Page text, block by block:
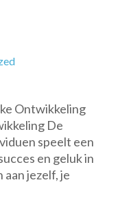
Ontwikkeling
De
speelt een
en geluk in
jezelf, je